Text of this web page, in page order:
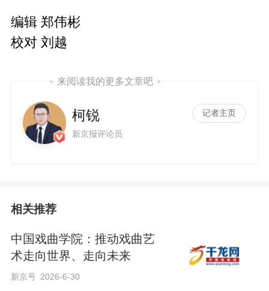
编辑 郑伟彬
校对 刘越
来阅读我的更多文章吧
柯锐
新京报评论员
记者主页
相关推荐
中国戏曲学院：推动戏曲艺
术走向世界、走向未来
新京号 2026-6-30